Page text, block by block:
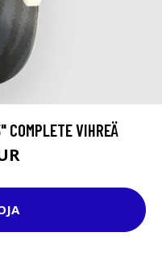
COMPLETE VIHREÄ